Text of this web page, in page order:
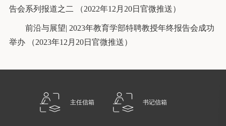
告会系列报道之二 （2022年12月20日官微推送）
前沿与展望| 2023年教育学部特聘教授年终报告会成功
举办 （2023年12月20日官微推送）
主任信箱 书记信箱